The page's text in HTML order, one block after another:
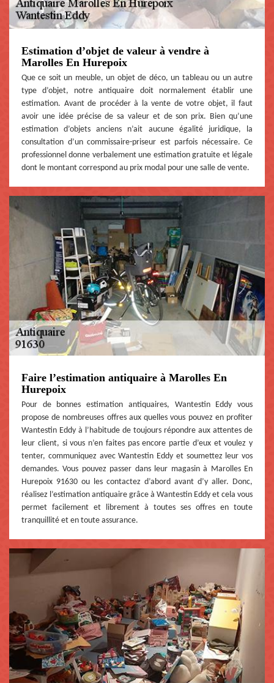
Estimation d’objet de valeur à vendre à
Marolles En Hurepoix
Que ce soit un meuble, un objet de déco, un tableau ou un autre
type d’objet, notre antiquaire doit normalement établir une
estimation. Avant de procéder à la vente de votre objet, il faut
avoir une idée précise de sa valeur et de son prix. Bien qu’une
estimation d’objets anciens n’ait aucune égalité juridique, la
consultation d’un commissaire-priseur est parfois nécessaire. Ce
professionnel donne verbalement une estimation gratuite et légale
dont le montant correspond au prix modal pour une salle de vente.
Faire l’estimation antiquaire à Marolles En
Hurepoix
Pour de bonnes estimation antiquaires, Wantestin Eddy vous
propose de nombreuses offres aux quelles vous pouvez en profiter
Wantestin Eddy à l’habitude de toujours répondre aux attentes de
leur client, si vous n’en faites pas encore partie d’eux et voulez y
tenter, communiquez avec Wantestin Eddy et soumettez leur vos
demandes. Vous pouvez passer dans leur magasin à Marolles En
Hurepoix 91630 ou les contactez d’abord avant d’y aller. Donc,
réalisez l’estimation antiquaire grâce à Wantestin Eddy et cela vous
permet facilement et librement à toutes ses offres en toute
tranquillité et en toute assurance.